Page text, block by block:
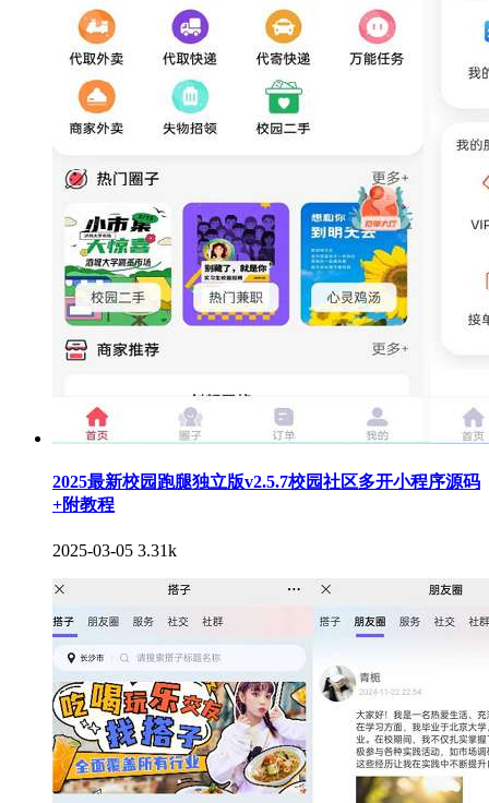
2025最新校园跑腿独立版v2.5.7校园社区多开小程序源码
+附教程
2025-03-05 3.31k